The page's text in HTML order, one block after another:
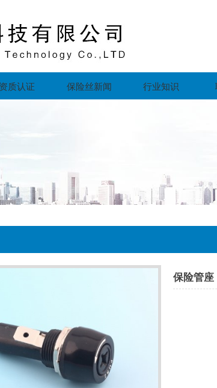
资质认证 保险丝新闻 行业知识
保险管座